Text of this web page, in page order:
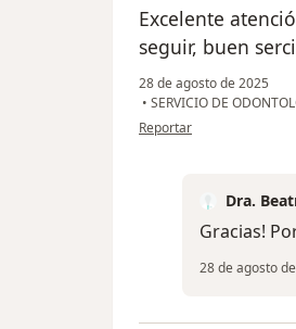
Excelente
seguir, buen
28 de agosto de 2025
• SERVICIO DE
en opinión del usuario
Reportar
Dra.
Gracias!
28 de agosto